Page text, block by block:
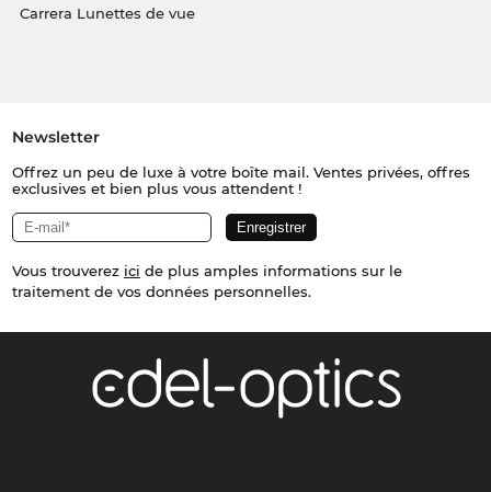
Carrera Lunettes de vue
Newsletter
Offrez un peu de luxe à votre boîte mail. Ventes privées, offres
exclusives et bien plus vous attendent !
Vous trouverez ici de plus amples informations sur le
traitement de vos données personnelles.